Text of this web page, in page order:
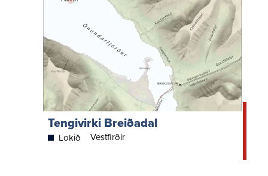
Tengivirki Breiðadal
Lokið Vestfirðir